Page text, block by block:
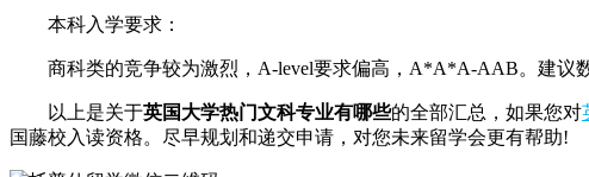
本科入学要求：
商科类的竞争较为激烈，A-level要求偏高，A*A*A-AAB。建议
以上是关于英国大学热门文科专业有哪些的全部汇总，如果您对
国藤校入读资格。尽早规划和递交申请，对您未来留学会更有帮助!